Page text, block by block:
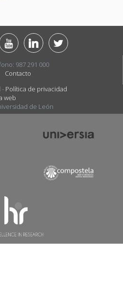
987 291 000
Contacto
- Política de privacidad
web
de León